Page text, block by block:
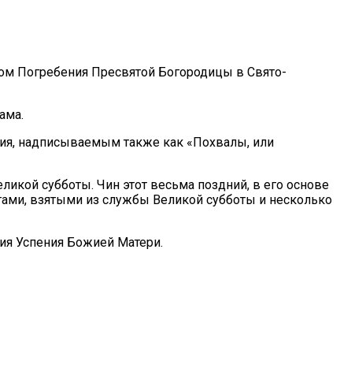
Погребения Пресвятой Богородицы в Свято-
надписываемым также как «Похвалы, или
субботы. Чин этот весьма поздний, в его основе
взятыми из службы Великой субботы и несколько
Успения Божией Матери.